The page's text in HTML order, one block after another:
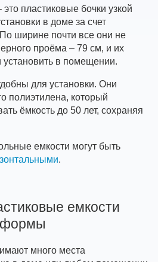
пластиковые бочки узкой
в доме за счет
ширине почти все они не
проёма – 79 см, и их
в помещении.
для установки. Они
полиэтилена, который
ёмкость до 50 лет, сохраняя
емкости могут быть
.
емкости
формы
много места